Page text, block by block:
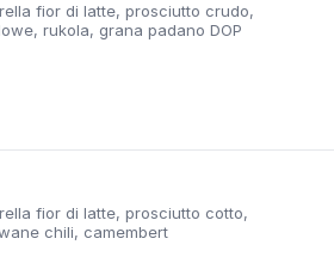
fior di latte, prosciutto crudo,
rukola, grana padano DOP
fior di latte, prosciutto cotto,
chili, camembert